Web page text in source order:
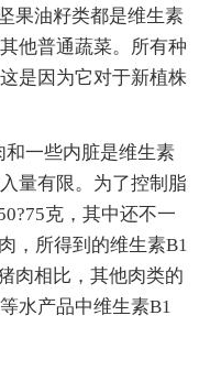
果油籽类都是维生素
他普通蔬菜。所有种
是因为它对于新植株
一些内脏是维生素
量有限。为了控制脂
克，其中还不一
，所得到的维生素B1
肉相比，其他肉类的
水产品中维生素B1